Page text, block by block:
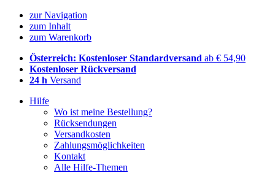
zur Navigation
zum Inhalt
zum Warenkorb
Österreich: Kostenloser Standardversand ab € 54,90
Kostenloser Rückversand
24 h Versand
Hilfe
Wo ist meine Bestellung?
Rücksendungen
Versandkosten
Zahlungsmöglichkeiten
Kontakt
Alle Hilfe-Themen